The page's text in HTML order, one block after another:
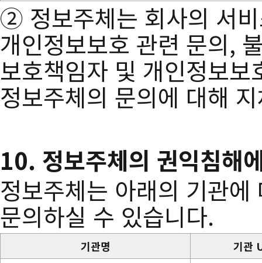
② 정보주체는 회사의 서
개인정보보호 관련 문의,
보호책임자 및 개인정보
정보주체의 문의에 대해
10. 정보주체의 권익침해
정보주체는 아래의 기관
문의하실 수 있습니다.
기관명 기관